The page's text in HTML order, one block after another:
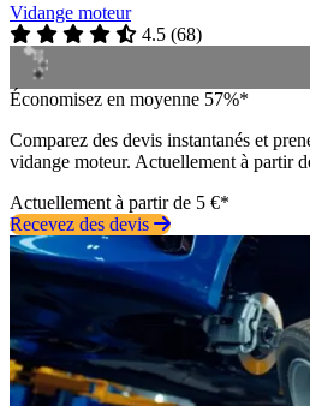
Vidange moteur
4.5 (68)
Économisez en moyenne 57%*
Comparez des devis instantanés et
vidange moteur. Actuellement à partir
Actuellement à partir de 5 €*
Recevez des devis